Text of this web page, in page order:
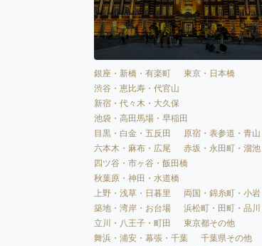
銀座・新橋・有楽町
東京・日本橋
渋谷・恵比寿・代官山
新宿・代々木・大久保
池袋・高田馬場・早稲田
目黒・白金・五反田
原宿・表参道・青山
六本木・麻布・広尾
赤坂・永田町・溜池
四ツ谷・市ヶ谷・飯田橋
秋葉原・神田・水道橋
上野・浅草・日暮里
両国・錦糸町・小岩
築地・湾岸・お台場
浜松町・田町・品川
立川・八王子・町田
東京都その他
舞浜・浦安・幕張・千葉
千葉県その他